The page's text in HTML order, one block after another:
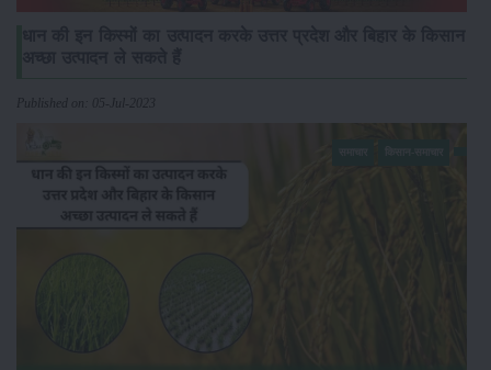
Published on: 05-Jul-2023